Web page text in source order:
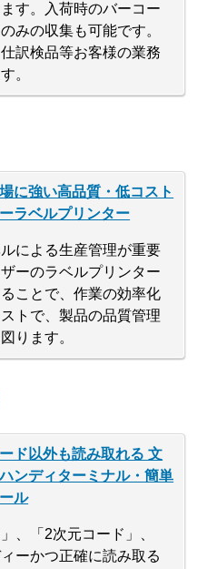
す。入荷時のバーコー
みの収集も可能です。
訳検品等お客様の業務
。
に強い高品質・低コスト
ラベルプリンター
による生産管理が重要
ーのラベルプリンター
ことで、作業の効率化
トで、製品の品質管理
ります。
ド以外も読み取れる 文
ンディターミナル・簡単
ル
、「2次元コード」、
ーかつ正確に読み取る